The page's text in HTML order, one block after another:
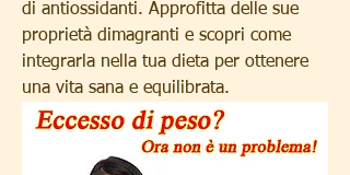
di antiossidanti. Approfitta delle sue
proprietà dimagranti e scopri come
integrarla nella tua dieta per ottenere
una vita sana e equilibrata.